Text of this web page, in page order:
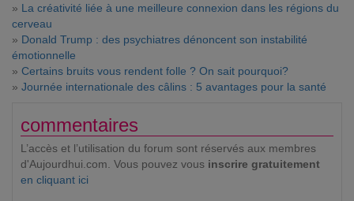
» La créativité liée à une meilleure connexion dans les régions du
cerveau
» Donald Trump : des psychiatres dénoncent son instabilité
émotionnelle
» Certains bruits vous rendent folle ? On sait pourquoi?
» Journée internationale des câlins : 5 avantages pour la santé
commentaires
L’accès et l’utilisation du forum sont réservés aux membres
d'Aujourdhui.com. Vous pouvez vous inscrire gratuitement
en cliquant ici